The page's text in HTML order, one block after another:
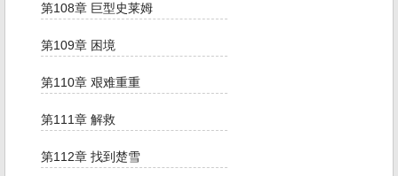
第108章 巨型史莱姆
第109章 困境
第110章 艰难重重
第111章 解救
第112章 找到楚雪